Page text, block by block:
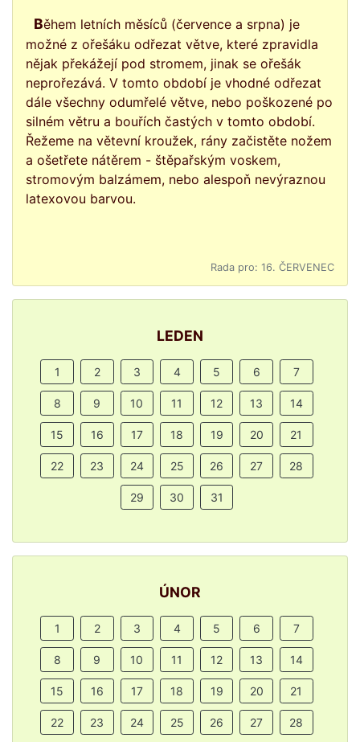
Během letních měsíců (července a srpna) je
možné z ořešáku odřezat větve, které zpravidla
nějak překážejí pod stromem, jinak se ořešák
neprořezává. V tomto období je vhodné odřezat
dále všechny odumřelé větve, nebo poškozené po
silném větru a bouřích častých v tomto období.
Řežeme na větevní kroužek, rány začistěte nožem
a ošetřete nátěrem - štěpařským voskem,
stromovým balzámem, nebo alespoň nevýraznou
latexovou barvou.
Rada pro: 16. ČERVENEC
LEDEN
1 2 3 4 5 6 7
8 9 10 11 12 13 14
15 16 17 18 19 20 21
22 23 24 25 26 27 28
29 30 31
ÚNOR
1 2 3 4 5 6 7
8 9 10 11 12 13 14
15 16 17 18 19 20 21
22 23 24 25 26 27 28